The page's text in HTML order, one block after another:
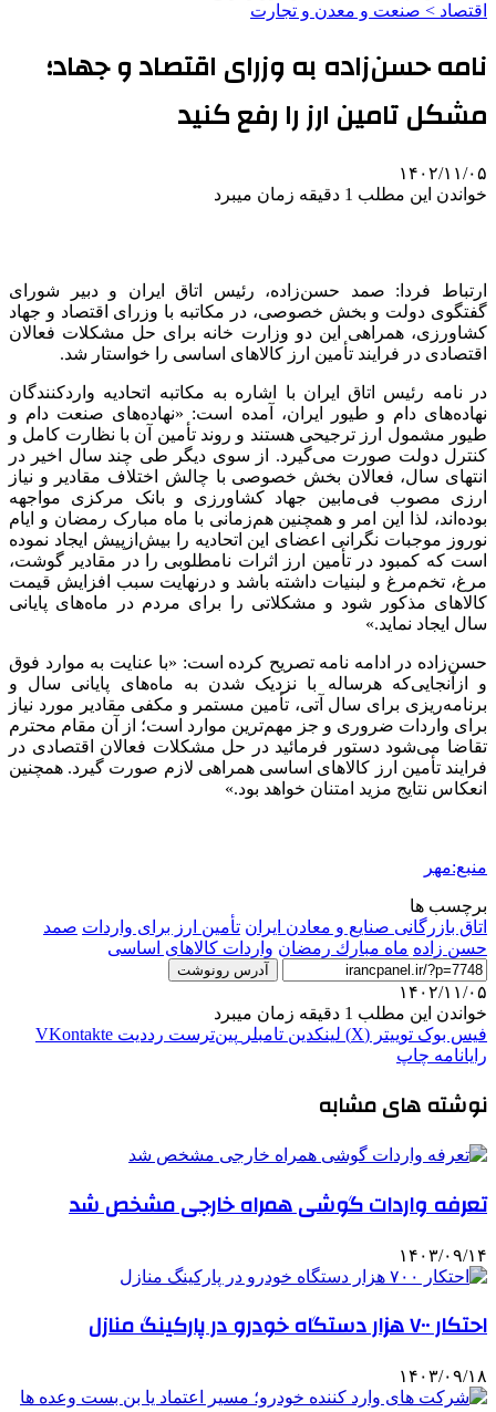
اقتصاد > صنعت و معدن و تجارت
نامه حسن‌زاده به وزرای اقتصاد و جهاد؛
مشکل تامین ارز را رفع کنید
۱۴۰۲/۱۱/۰۵
خواندن این مطلب 1 دقیقه زمان میبرد
ارتباط فردا: صمد حسن‌زاده، رئیس اتاق ایران و دبیر شورای
گفتگوی دولت و بخش خصوصی، در مکاتبه با وزرای اقتصاد و جهاد
کشاورزی، همراهی این دو وزارت خانه برای حل مشکلات فعالان
اقتصادی در فرایند تأمین ارز کالاهای اساسی را خواستار شد.
در نامه رئیس اتاق ایران با اشاره به مکاتبه اتحادیه واردکنندگان
نهاده‌های دام و طیور ایران، آمده است: «نهاده‌های صنعت دام و
طیور مشمول ارز ترجیحی هستند و روند تأمین آن با نظارت کامل و
کنترل دولت صورت می‌گیرد. از سوی دیگر طی چند سال اخیر در
انتهای سال، فعالان بخش خصوصی با چالش اختلاف مقادیر و نیاز
ارزی مصوب فی‌مابین جهاد کشاورزی و بانک مرکزی مواجهه
بوده‌اند، لذا این امر و همچنین هم‌زمانی با ماه مبارک رمضان و ایام
نوروز موجبات نگرانی اعضای این اتحادیه را بیش‌ازپیش ایجاد نموده
است که کمبود در تأمین ارز اثرات نامطلوبی را در مقادیر گوشت،
مرغ، تخم‌مرغ و لبنیات داشته باشد و درنهایت سبب افزایش قیمت
کالاهای مذکور شود و مشکلاتی را برای مردم در ماه‌های پایانی
سال ایجاد نماید.»
حسن‌زاده در ادامه نامه تصریح کرده است: «با عنایت به موارد فوق
و ازآنجایی‌که هرساله با نزدیک شدن به ماه‌های پایانی سال و
برنامه‌ریزی برای سال آتی، تأمین مستمر و مکفی مقادیر مورد نیاز
برای واردات ضروری و جز مهم‌ترین موارد است؛ از آن مقام محترم
تقاضا می‌شود دستور فرمائید در حل مشکلات فعالان اقتصادی در
فرایند تأمین ارز کالاهای اساسی همراهی لازم صورت گیرد. همچنین
انعکاس نتایج مزید امتنان خواهد بود.»
منبع:مهر
برچسب ها
اتاق بازرگانی صنایع و معادن ایران تأمین ارز برای واردات صمد
حسن زاده ماه مبارك رمضان واردات کالاهای اساسی
آدرس رونوشت
۱۴۰۲/۱۱/۰۵
خواندن این مطلب 1 دقیقه زمان میبرد
فیس بوک توییتر (X) لینکدین ‫تامبلر ‫پین‌ترست ‫رددیت ‫VKontakte
رایانامه چاپ
نوشته های مشابه
تعرفه واردات گوشی همراه خارجی مشخص شد
۱۴۰۳/۰۹/۱۴
احتکار ۷۰۰ هزار دستگاه خودرو در پارکینگ منازل
۱۴۰۳/۰۹/۱۸